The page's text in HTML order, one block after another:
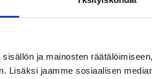
ja mainosten
Lisäksi jaamme sosiaalisen